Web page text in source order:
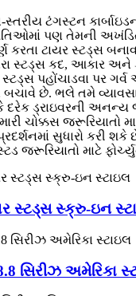
ટંગસ્ટન
પણ તેમની
કરતા ટાયર સ્ટડ્સ
સ્ટડ્સ કદ, આકાર અને
પહોંચાડવા પર
છે. ભલે તમે
ડ્રાઇવરની અનન્ય
ચોક્કસ જરૂરિયાતો
પ્રદર્શનમાં સુધારો
જરૂરિયાતો માટે
સ્ટડ્સ સ્ક્રુ-ઇન
સિરીઝ અમેરિકા